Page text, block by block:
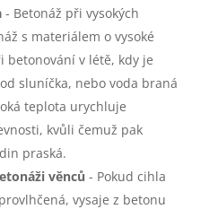
- Betonáž při vysokých
s materiálem o vysoké
v létě, kdy je
sluníčka, nebo voda braná
teplota urychluje
kvůli čemuž pak
praská.
věnců - Pokud cihla
vysaje z betonu